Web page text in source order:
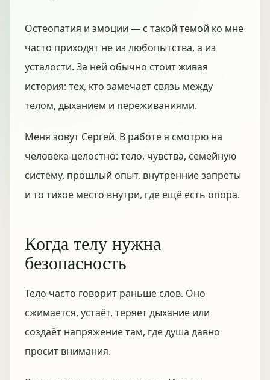
Остеопатия и эмоции — с такой темой ко мне
часто приходят не из любопытства, а из
усталости. За ней обычно стоит живая
история: тех, кто замечает связь между
телом, дыханием и переживаниями.
Меня зовут Сергей. В работе я смотрю на
человека целостно: тело, чувства, семейную
систему, прошлый опыт, внутренние запреты
и то тихое место внутри, где ещё есть опора.
Когда телу нужна
безопасность
Тело часто говорит раньше слов. Оно
сжимается, устаёт, теряет дыхание или
создаёт напряжение там, где душа давно
просит внимания.